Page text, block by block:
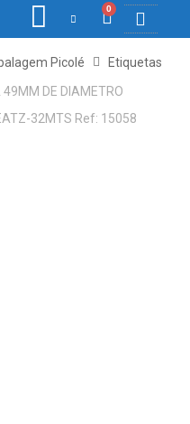
0
Picolé
Etiquetas
49MM DE DIAMETRO
32MTS Ref: 15058